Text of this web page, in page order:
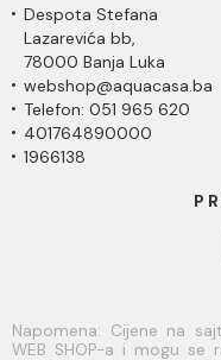
Despota Stefana
Lazarevića bb,
78000 Banja Luka
webshop@aquacasa.ba
Telefon: 051 965 620
401764890000
1966138
Napomena: Cijene na
WEB SHOP-a i mogu se